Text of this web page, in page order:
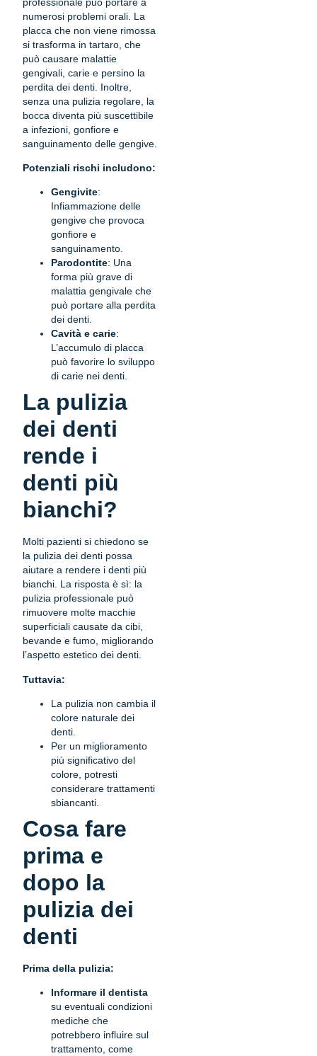
numerosi problemi orali. La
placca che non viene rimossa
si trasforma in tartaro, che
può causare malattie
gengivali, carie e persino la
perdita dei denti. Inoltre,
senza una pulizia regolare, la
bocca diventa più suscettibile
a infezioni, gonfiore e
sanguinamento delle gengive.
Potenziali rischi includono:
Gengivite:
Infiammazione delle
gengive che provoca
gonfiore e
sanguinamento.
Parodontite: Una
forma più grave di
malattia gengivale che
può portare alla perdita
dei denti.
Cavità e carie:
L’accumulo di placca
può favorire lo sviluppo
di carie nei denti.
La pulizia
dei denti
rende i
denti più
bianchi?
Molti pazienti si chiedono se
la pulizia dei denti possa
aiutare a rendere i denti più
bianchi. La risposta è sì: la
pulizia professionale può
rimuovere molte macchie
superficiali causate da cibi,
bevande e fumo, migliorando
l’aspetto estetico dei denti.
Tuttavia:
La pulizia non cambia il
colore naturale dei
denti.
Per un miglioramento
più significativo del
colore, potresti
considerare trattamenti
sbiancanti.
Cosa fare
prima e
dopo la
pulizia dei
denti
Prima della pulizia:
Informare il dentista
su eventuali condizioni
mediche che
potrebbero influire sul
trattamento, come